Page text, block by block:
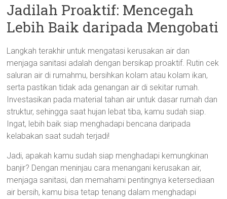
Jadilah Proaktif: Mencegah
Lebih Baik daripada Mengobati
Langkah terakhir untuk mengatasi kerusakan air dan
menjaga sanitasi adalah dengan bersikap proaktif. Rutin cek
saluran air di rumahmu, bersihkan kolam atau kolam ikan,
serta pastikan tidak ada genangan air di sekitar rumah.
Investasikan pada material tahan air untuk dasar rumah dan
struktur, sehingga saat hujan lebat tiba, kamu sudah siap.
Ingat, lebih baik siap menghadapi bencana daripada
kelabakan saat sudah terjadi!
Jadi, apakah kamu sudah siap menghadapi kemungkinan
banjir? Dengan meninjau cara menangani kerusakan air,
menjaga sanitasi, dan memahami pentingnya ketersediaan
air bersih, kamu bisa tetap tenang dalam menghadapi